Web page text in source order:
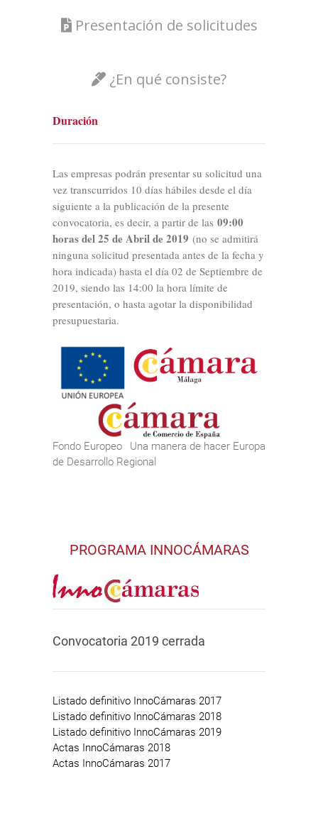
Presentación de solicitudes
¿En qué consiste?
Duración
Las empresas podrán presentar su solicitud una
vez transcurridos 10 días hábiles desde el día
siguiente a la publicación de la presente
convocatoria, es decir, a partir de las 09:00
horas del 25 de Abril de 2019 (no se admitirá
ninguna solicitud presentada antes de la fecha y
hora indicada) hasta el día 02 de Septiembre de
2019, siendo las 14:00 la hora límite de
presentación, o hasta agotar la disponibilidad
presupuestaria.
Una manera de hacer Europa
Fondo Europeo
de Desarrollo Regional
PROGRAMA INNOCÁMARAS
Convocatoria 2019 cerrada
Listado definitivo InnoCámaras 2017
Listado definitivo InnoCámaras 2018
Listado definitivo InnoCámaras 2019
Actas InnoCámaras 2018
Actas InnoCámaras 2017